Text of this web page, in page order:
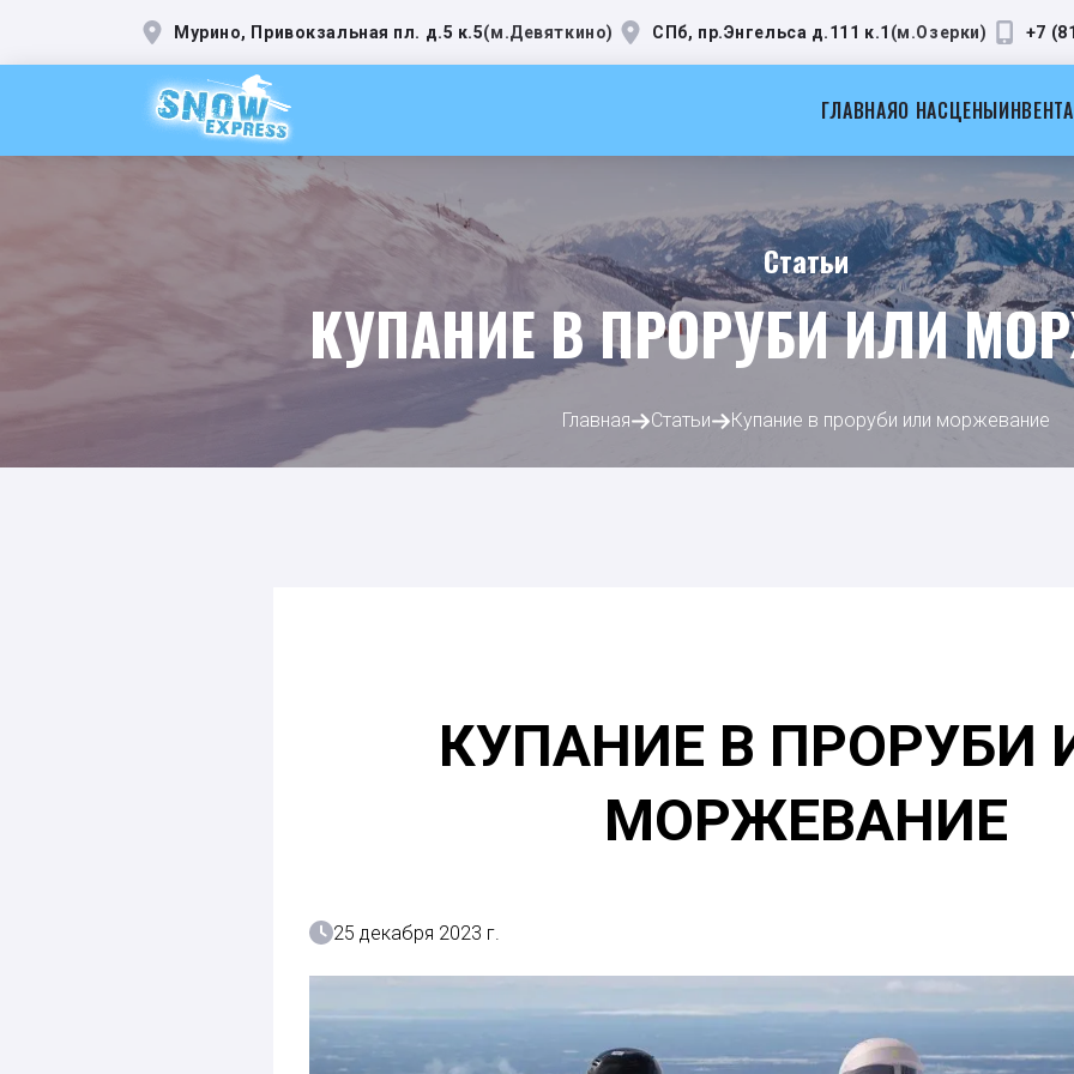
Мурино, Привокзальная пл. д.5 к.5(м.Девяткино) СПб, пр.Энгельса д.111 к.1 (м.Озерки) +7
ГЛАВНАЯО НАСЦЕНЫ
Статьи
КУПАНИЕ В ПРОРУБИ ИЛИ
Главная Статьи Купание в проруби или моржевание
КУПАНИЕ В ПРОРУБИ
МОРЖЕВАНИЕ
25 декабря 2023 г.